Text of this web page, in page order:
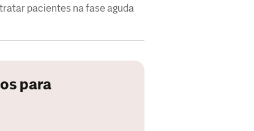
pacientes na fase aguda
para